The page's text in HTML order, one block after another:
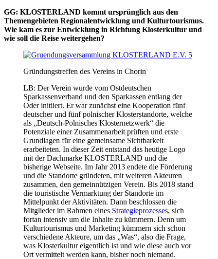
GG: KLOSTERLAND kommt ursprünglich aus den
Themengebieten Regionalentwicklung und Kulturtourismus.
Wie kam es zur Entwicklung in Richtung Klosterkultur und
wie soll die Reise weitergehen?
Gründungstreffen des Vereins in Chorin
LB: Der Verein wurde vom Ostdeutschen
Sparkassenverband und den Sparkassen entlang der
Oder initiiert. Er war zunächst eine Kooperation fünf
deutscher und fünf polnischer Klosterstandorte, welche
als „Deutsch-Polnisches Klosternetzwerk“ die
Potenziale einer Zusammenarbeit prüften und erste
Grundlagen für eine gemeinsame Sichtbarkeit
erarbeiteten. In dieser Zeit entstand das heutige Logo
mit der Dachmarke KLOSTERLAND und die
bisherige Webseite. Im Jahr 2013 endete die Förderung
und die Standorte gründeten, mit weiteren Akteuren
zusammen, den gemeinnützigen Verein. Bis 2018 stand
die touristische Vermarktung der Standorte im
Mittelpunkt der Aktivitäten. Dann beschlossen die
Mitglieder im Rahmen eines Strategieprozesses, sich
fortan intensiv um die Inhalte zu kümmern. Denn um
Kulturtourismus und Marketing kümmern sich schon
verschiedene Akteure, um das „Was“, also die Frage,
was Klosterkultur eigentlich ist und wie diese auch vor
Ort vermittelt werden kann, bisher noch niemand.